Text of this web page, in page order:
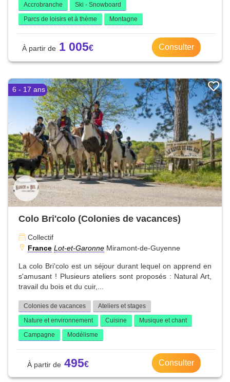
Accrobranche
Ski - Snowboard
Parcs de loisirs et à thème
Montagne
1 005 Consulter
6 - 17 ans
Colo Bri'colo (Colonies de vacances)
Collectif
France Lot-et-Garonne Miramont-de-Guyenne
La colo Bri'colo est un séjour durant lequel on apprend en
s'amusant ! Plusieurs ateliers sont proposés : Natural Art,
travail du bois et du cuir,...
Colonies de vacances
Ateliers et stages
Nature et environnement
Cuisine
Musique et chant
Campagne
Modélisme
495 Consulter